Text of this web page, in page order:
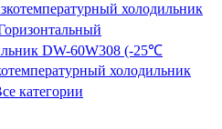
холодильник
DW-60W308 (-25℃
холодильник
категории